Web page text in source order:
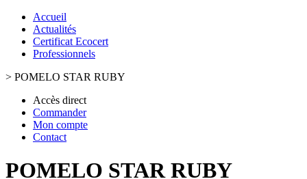
Accueil
Actualités
Certificat Ecocert
Professionnels
> POMELO STAR RUBY
Accès direct
Commander
Mon compte
Contact
POMELO STAR RUBY